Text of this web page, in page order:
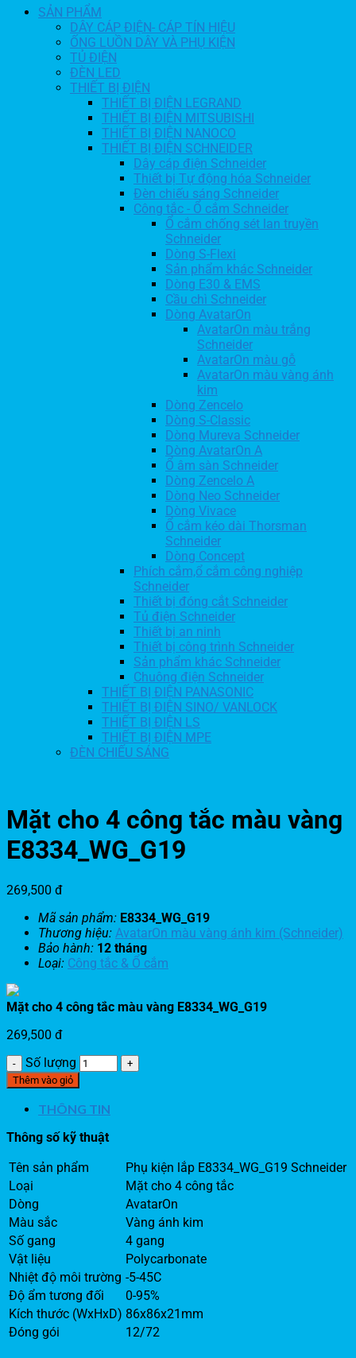
SẢN PHẨM
DÂY CÁP ĐIỆN- CÁP TÍN HIỆU
ỐNG LUỒN DÂY VÀ PHỤ KIỆN
TỦ ĐIỆN
ĐÈN LED
THIẾT BỊ ĐIỆN
THIẾT BỊ ĐIỆN LEGRAND
THIẾT BỊ ĐIỆN MITSUBISHI
THIẾT BỊ ĐIỆN NANOCO
THIẾT BỊ ĐIỆN SCHNEIDER
Dây cáp điện Schneider
Thiết bị Tự động hóa Schneider
Đèn chiếu sáng Schneider
Công tắc - Ổ cắm Schneider
Ổ cắm chống sét lan truyền
Schneider
Dòng S-Flexi
Sản phẩm khác Schneider
Dòng E30 & EMS
Cầu chì Schneider
Dòng AvatarOn
AvatarOn màu trắng
Schneider
AvatarOn màu gỗ
AvatarOn màu vàng ánh
kim
Dòng Zencelo
Dòng S-Classic
Dòng Mureva Schneider
Dòng AvatarOn A
Ổ âm sàn Schneider
Dòng Zencelo A
Dòng Neo Schneider
Dòng Vivace
Ổ cắm kéo dài Thorsman
Schneider
Dòng Concept
Phích cắm,ổ cắm công nghiệp
Schneider
Thiết bị đóng cắt Schneider
Tủ điện Schneider
Thiết bị an ninh
Thiết bị công trình Schneider
Sản phẩm khác Schneider
Chuông điện Schneider
THIẾT BỊ ĐIỆN PANASONIC
THIẾT BỊ ĐIỆN SINO/ VANLOCK
THIẾT BỊ ĐIỆN LS
THIẾT BỊ ĐIỆN MPE
ĐÈN CHIẾU SÁNG
Mặt cho 4 công tắc màu vàng
E8334_WG_G19
269,500 đ
Mã sản phẩm: E8334_WG_G19
Thương hiệu: AvatarOn màu vàng ánh kim (Schneider)
Bảo hành: 12 tháng
Loại: Công tắc & Ổ cắm
Mặt cho 4 công tắc màu vàng E8334_WG_G19
269,500 đ
Số lượng
Thêm vào giỏ
THÔNG TIN
Thông số kỹ thuật
Tên sản phẩm
Phụ kiện lắp E8334_WG_G19 Schneider
Loại
Mặt cho 4 công tắc
Dòng
AvatarOn
Màu sắc
Vàng ánh kim
Số gang
4 gang
Vật liệu
Polycarbonate
Nhiệt độ môi trường -5-45C
Độ ẩm tương đối
0-95%
Kích thước (WxHxD) 86x86x21mm
Đóng gói
12/72